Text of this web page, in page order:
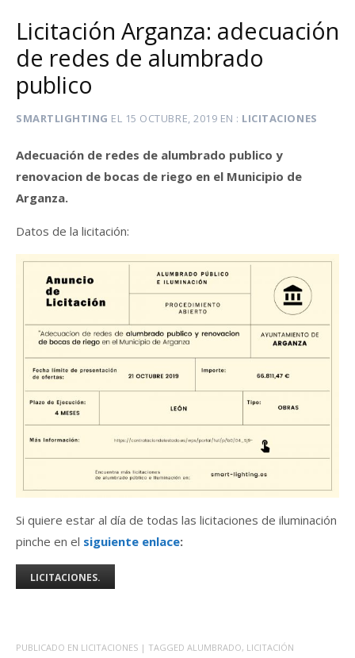
Licitación Arganza: adecuación
de redes de alumbrado
publico
SMARTLIGHTING EL 15 OCTUBRE, 2019 EN LICITACIONES
Adecuación de redes de alumbrado publico y
renovacion de bocas de riego en el Municipio de
Arganza.
Datos de la licitación:
Si quiere estar al día de todas las licitaciones de iluminación
pinche en el siguiente enlace:
LICITACIONES.
PUBLICADO EN LICITACIONES | TAGGED ALUMBRADO, LICITACIÓN